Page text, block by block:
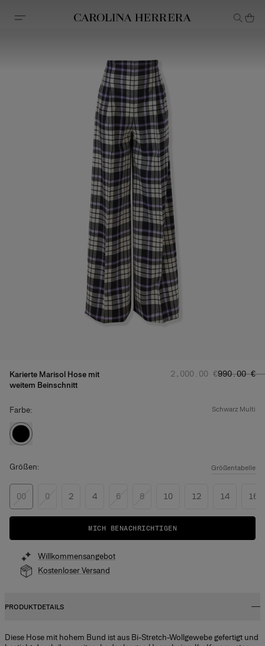
Erklärung zur Barrierefreiheit (Link)
Karierte Marisol Hose mit
weitem Beinschnitt
Regulärer Preis:
‌2,000.00 €‌990.00 €
Farbe: schwarz multi
Größen: Größentabelle
00 0 2 4 6 8 10 12 14 16
MICH BENACHRICHTIGEN
Willkommensangebot
Kostenloser Versand
PRODUKTDETAILS
Diese Hose mit hohem Bund ist aus Bi-Stretch-Wollgewebe gefertigt und